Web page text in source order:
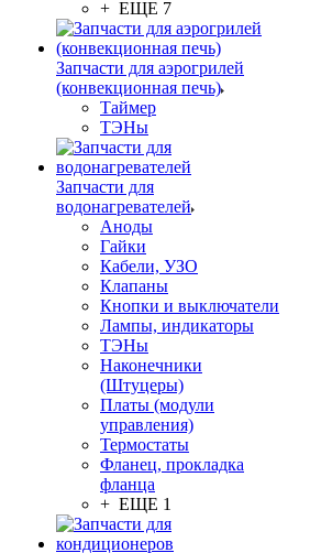
+ ЕЩЕ 7
Запчасти для аэрогрилей
(конвекционная печь)
Таймер
ТЭНы
Запчасти для
водонагревателей
Аноды
Гайки
Кабели, УЗО
Клапаны
Кнопки и выключатели
Лампы, индикаторы
ТЭНы
Наконечники
(Штуцеры)
Платы (модули
управления)
Термостаты
Фланец, прокладка
фланца
+ ЕЩЕ 1